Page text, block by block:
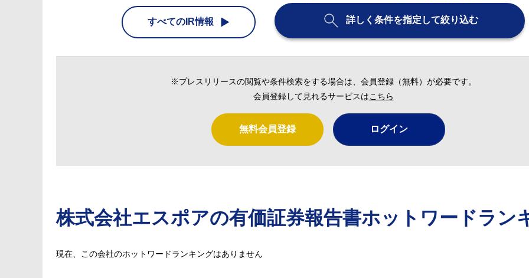
すべてのIR情報 詳しく条件を指定して絞り込む
※プレスリリースの閲覧や条件検索をする場合は、会員登録（無料）が必要です。
会員登録して見れるサービスはこちら
無料会員登録 ログイン
株式会社エスポアの有価証券報告書ホットワードラン
現在、この会社のホットワードランキングはありません